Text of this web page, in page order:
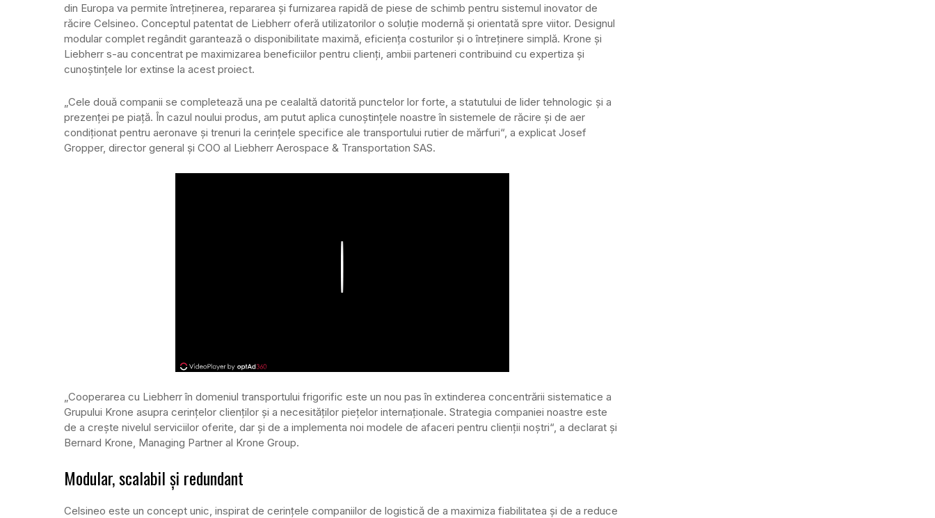
din Europa va permite întreținerea, repararea și furnizarea rapidă de piese de schimb pentru sistemul inovator de
răcire Celsineo. Conceptul patentat de Liebherr oferă utilizatorilor o soluție modernă și orientată spre viitor. Designul
modular complet regândit garantează o disponibilitate maximă, eficiența costurilor și o întreținere simplă. Krone și
Liebherr s-au concentrat pe maximizarea beneficiilor pentru clienți, ambii parteneri contribuind cu expertiza și
cunoștințele lor extinse la acest proiect.
„Cele două companii se completează una pe cealaltă datorită punctelor lor forte, a statutului de lider tehnologic și a
prezenței pe piață. În cazul noului produs, am putut aplica cunoștințele noastre în sistemele de răcire și de aer
condiționat pentru aeronave și trenuri la cerințele specifice ale transportului rutier de mărfuri“, a explicat Josef
Gropper, director general și COO al Liebherr Aerospace & Transportation SAS.
„Cooperarea cu Liebherr în domeniul transportului frigorific este un nou pas în extinderea concentrării sistematice a
Grupului Krone asupra cerințelor clienților și a necesităților piețelor internaționale. Strategia companiei noastre este
de a crește nivelul serviciilor oferite, dar și de a implementa noi modele de afaceri pentru clienții noștri“, a declarat și
Bernard Krone, Managing Partner al Krone Group.
Modular, scalabil și redundant
Celsineo este un concept unic, inspirat de cerințele companiilor de logistică de a maximiza fiabilitatea și de a reduce